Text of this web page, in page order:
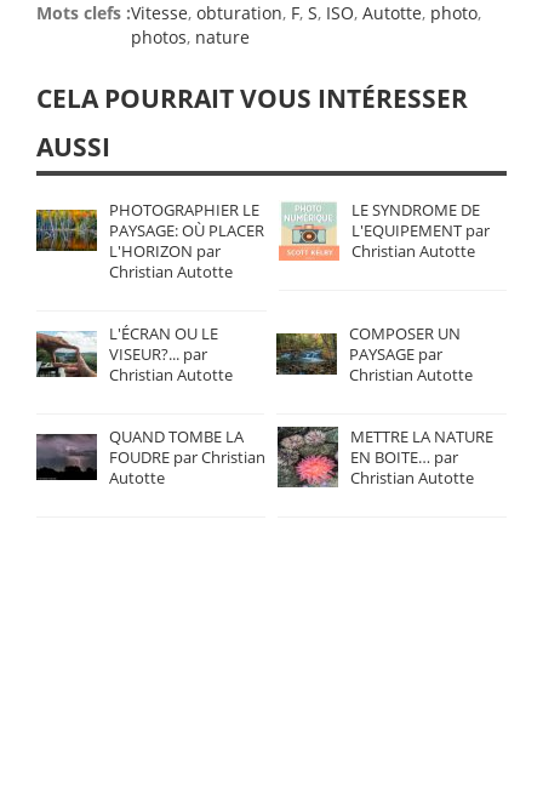
Mots clefs :Vitesse, obturation, F, S, ISO, Autotte, photo,
photos, nature
CELA POURRAIT VOUS INTÉRESSER
AUSSI
PHOTOGRAPHIER LE
PAYSAGE: OÙ PLACER
L'HORIZON par
Christian Autotte
LE SYNDROME DE
L'EQUIPEMENT par
Christian Autotte
L'ÉCRAN OU LE
VISEUR?... par
Christian Autotte
COMPOSER UN
PAYSAGE par
Christian Autotte
QUAND TOMBE LA
FOUDRE par Christian
Autotte
METTRE LA NATURE
EN BOITE… par
Christian Autotte